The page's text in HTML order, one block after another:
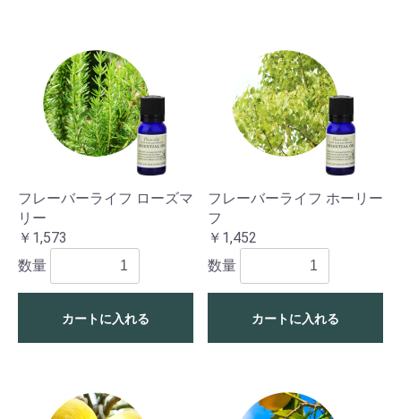
フレーバーライフ ローズマ
リー
￥1,573
数量
カートに入れる
フレーバーライフ ホーリー
フ
￥1,452
数量
カートに入れる